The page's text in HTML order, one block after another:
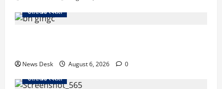
उत्तराखंड स्पेशल
News Desk August 6, 2026
0
उत्तराखंड स्पेशल